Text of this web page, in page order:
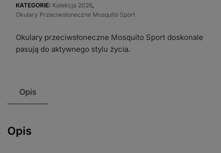
A
KATEGORIE: Kolekcja 2026,
Okulary Przeciwsłoneczne Mosquito Sport
Okulary przeciwsłoneczne Mosquito Sport doskonale
pasują do aktywnego stylu życia.
Opis
Opis